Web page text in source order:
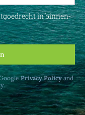
in binnen-
Privacy Policyand